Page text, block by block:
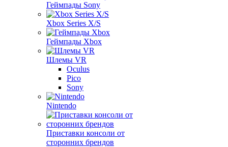
Геймпады Sony
Xbox Series X/S
Геймпады Xbox
Шлемы VR
Oculus
Pico
Sony
Nintendo
Приставки консоли от
сторонних брендов